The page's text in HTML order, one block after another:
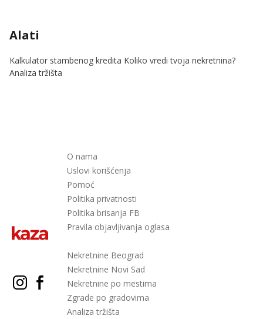
Alati
Kalkulator stambenog kredita Koliko vredi tvoja nekretnina?
Analiza tržišta
O nama
Uslovi korišćenja
Pomoć
Politika privatnosti
Politika brisanja FB
Pravila objavljivanja oglasa
Nekretnine Beograd
Nekretnine Novi Sad
Nekretnine po mestima
Zgrade po gradovima
Analiza tržišta